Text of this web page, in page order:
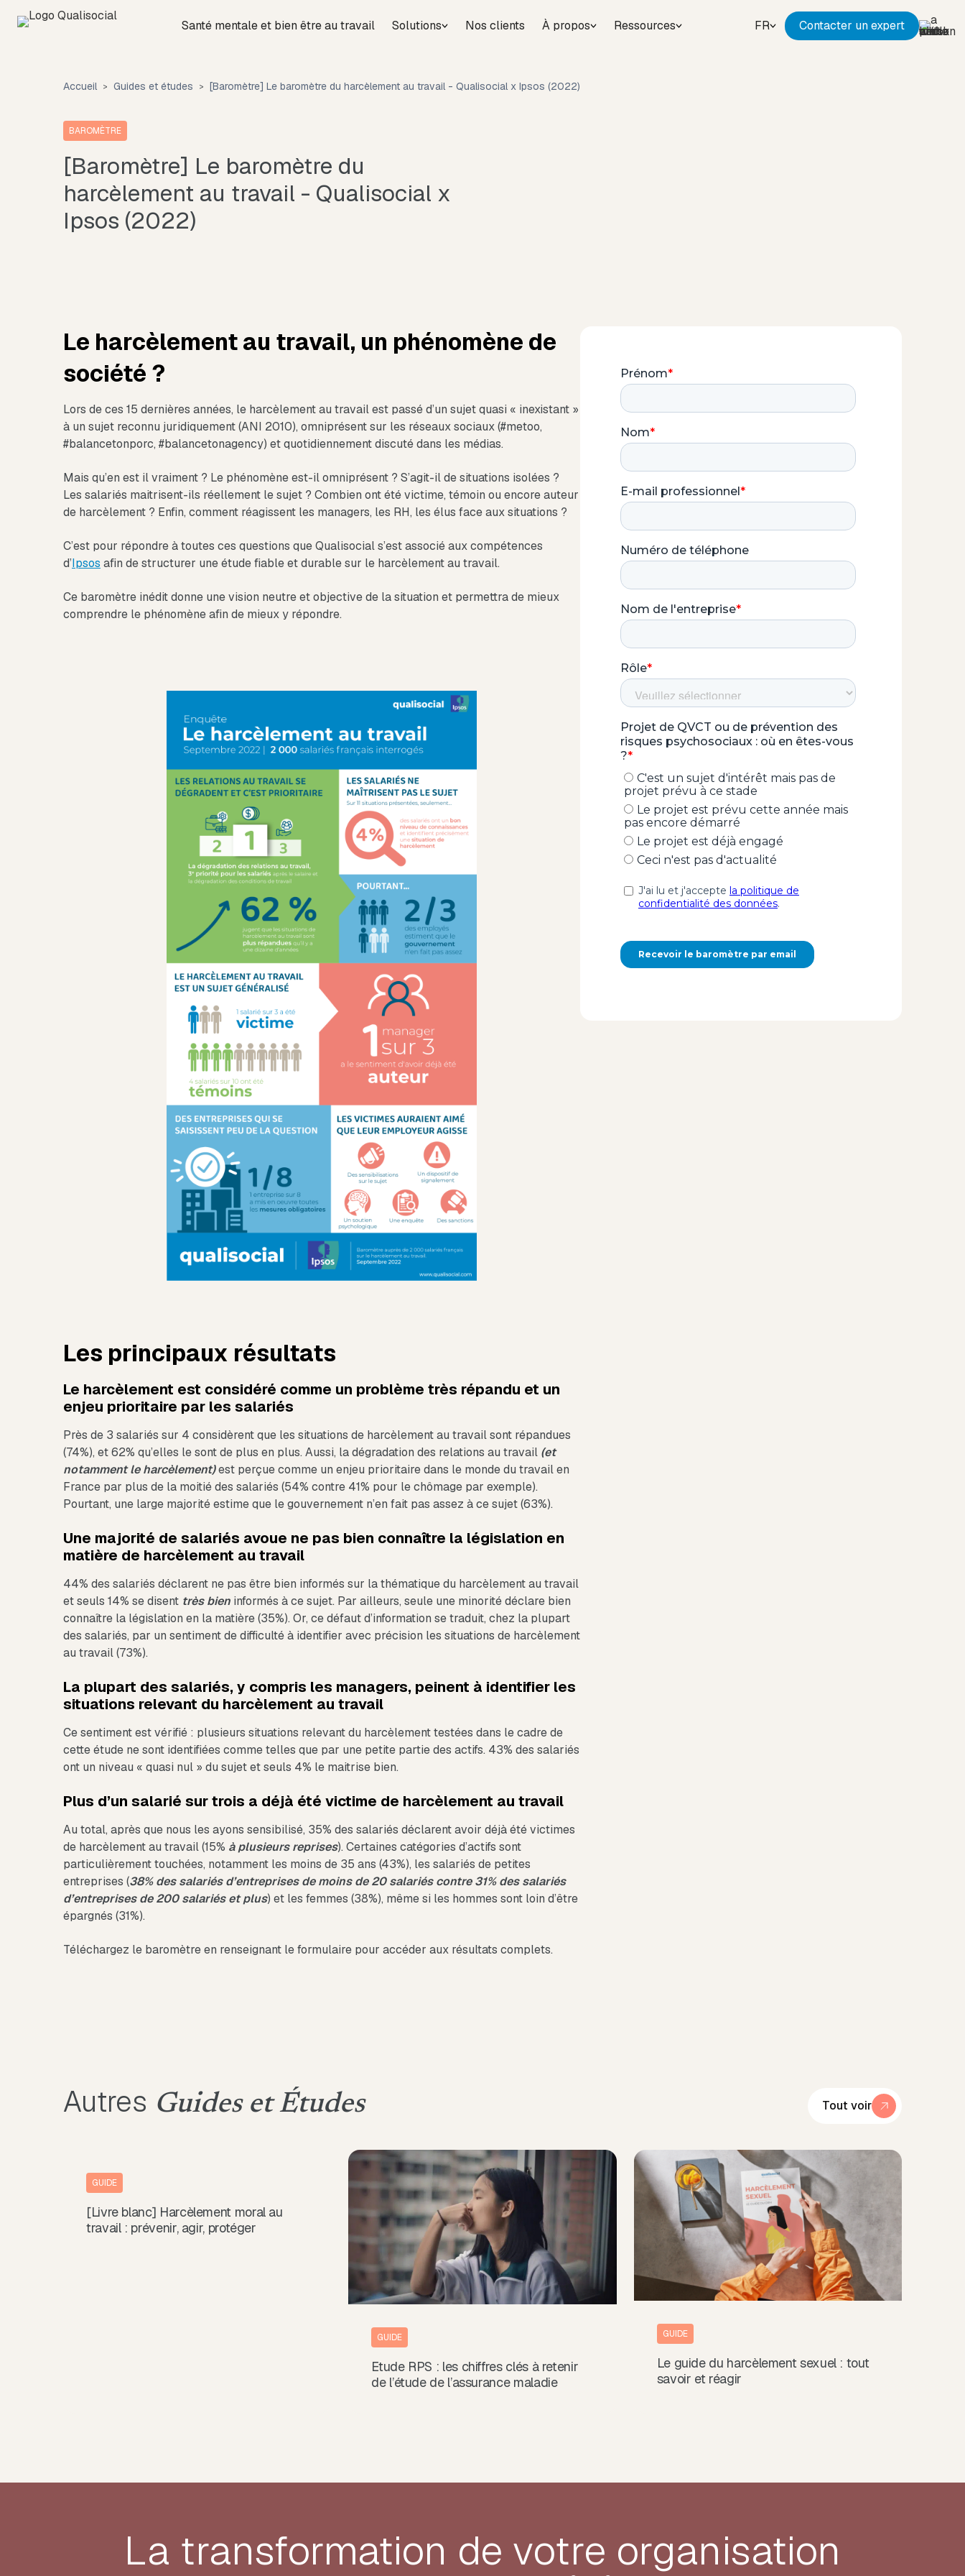
Santé mentale et bien être au travail Solutions Nos clients À propos Ressources FR Contacter un expert
Accueil Guides et études [Baromètre] Le baromètre du harcèlement au travail - Qualisocial x Ipsos (2022)
BAROMÈTRE
[Baromètre] Le baromètre du
harcèlement au travail - Qualisocial x
Ipsos (2022)
Le harcèlement au travail, un phénomène de
société ?
Lors de ces 15 dernières années, le harcèlement au travail est passé d’un sujet quasi « inexistant »
à un sujet reconnu juridiquement (ANI 2010), omniprésent sur les réseaux sociaux (#metoo,
#balancetonporc, #balancetonagency) et quotidiennement discuté dans les médias.
Mais qu’en est il vraiment ? Le phénomène est-il omniprésent ? S’agit-il de situations isolées ?
Les salariés maitrisent-ils réellement le sujet ? Combien ont été victime, témoin ou encore auteur
de harcèlement ? Enfin, comment réagissent les managers, les RH, les élus face aux situations ?
C’est pour répondre à toutes ces questions que Qualisocial s’est associé aux compétences
d’Ipsos afin de structurer une étude fiable et durable sur le harcèlement au travail.
Ce baromètre inédit donne une vision neutre et objective de la situation et permettra de mieux
comprendre le phénomène afin de mieux y répondre.
Les principaux résultats
Le harcèlement est considéré comme un problème très répandu et un
enjeu prioritaire par les salariés
Près de 3 salariés sur 4 considèrent que les situations de harcèlement au travail sont répandues
(74%), et 62% qu’elles le sont de plus en plus. Aussi, la dégradation des relations au travail (et
notamment le harcèlement)est perçue comme un enjeu prioritaire dans le monde du travail en
France par plus de la moitié des salariés (54% contre 41% pour le chômage par exemple).
Pourtant, une large majorité estime que le gouvernement n’en fait pas assez à ce sujet (63%).
Une majorité de salariés avoue ne pas bien connaître la législation en
matière de harcèlement au travail
44% des salariés déclarent ne pas être bien informés sur la thématique du harcèlement au travail
et seuls 14% se disent très bien informés à ce sujet. Par ailleurs, seule une minorité déclare bien
connaître la législation en la matière (35%). Or, ce défaut d’information se traduit, chez la plupart
des salariés, par un sentiment de difficulté à identifier avec précision les situations de harcèlement
au travail (73%).
La plupart des salariés, y compris les managers, peinent à identifier les
situations relevant du harcèlement au travail
Ce sentiment est vérifié : plusieurs situations relevant du harcèlement testées dans le cadre de
cette étude ne sont identifiées comme telles que par une petite partie des actifs. 43% des salariés
ont un niveau « quasi nul » du sujet et seuls 4% le maitrise bien.
Plus d’un salarié sur trois a déjà été victime de harcèlement au travail
Au total, après que nous les ayons sensibilisé, 35% des salariés déclarent avoir déjà été victimes
de harcèlement au travail (15% à plusieurs reprises). Certaines catégories d’actifs sont
particulièrement touchées, notamment les moins de 35 ans (43%), les salariés de petites
entreprises (38% des salariés d’entreprises de moins de 20 salariés contre 31% des salariés
d’entreprises de 200 salariés et plus) et les femmes (38%), même si les hommes sont loin d’être
épargnés (31%).
Téléchargez le baromètre en renseignant le formulaire pour accéder aux résultats complets.
Autres Guides et Études Tout voir
GUIDE
[Livre blanc] Harcèlement moral au
travail : prévenir, agir, protéger
GUIDE
Etude RPS : les chiffres clés à retenir
de l’étude de l’assurance maladie
GUIDE
Le guide du harcèlement sexuel : tout
savoir et réagir
La transformation de votre organisation